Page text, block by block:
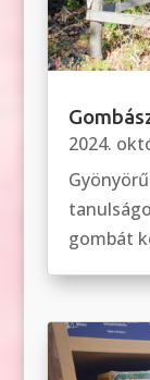
2024.
gombát